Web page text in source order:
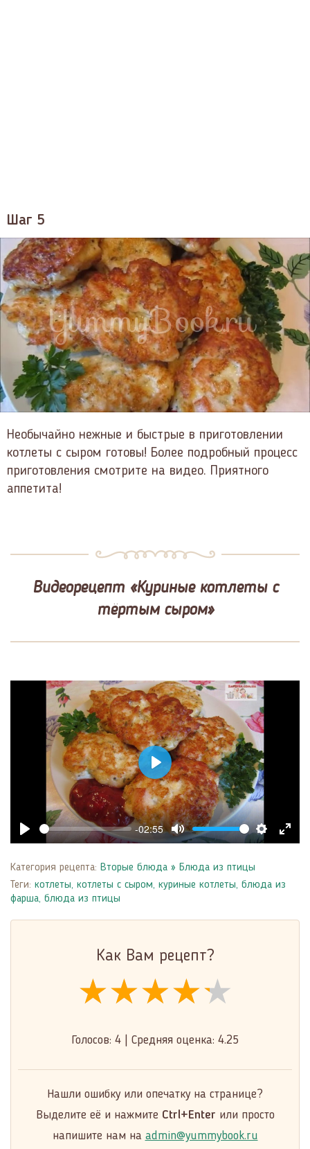
Шаг 5
Необычайно нежные и быстрые в приготовлении
котлеты с сыром готовы! Более подробный процесс
приготовления смотрите на видео. Приятного
аппетита!
Видеорецепт «Куриные котлеты с
тёртым сыром»
Play
-02:55
Mute
Settings
Enter
Play
Категория рецепта: Вторые блюда » Блюда из птицы
Теги: котлеты, котлеты с сыром, куриные котлеты, блюда из
фарша, блюда из птицы
Как Вам рецепт?
★★★★★
★★★★★
★★★★★
Голосов: 4 Средняя оценка: 4.25
Нашли ошибку или опечатку на странице?
Выделите её и нажмите Ctrl+Enter или просто
напишите нам на admin@yummybook.ru